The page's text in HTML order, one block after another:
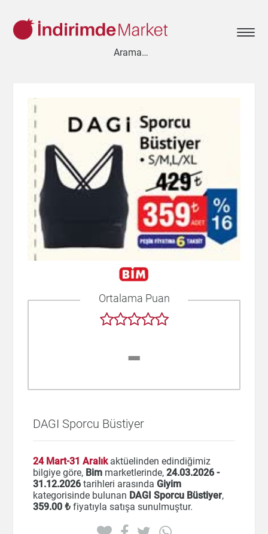
Aksesuar Ayakkabı Baharat Bahçe
Beyaz Eşya
Çay & Kahve & Şeker
Cep Telefonu
Çikolata & Bisküvi & Kuruyemiş
Dondurma
Dondurulmuş Ürünler
Elektronik
Et & Balık Ev & Dekorasyon
Evcil Hayvan
Gezi & Seyahat
Giyim Hazır Soslar Hazır Yemekler
İçecekler
Kişisel Bakım Kitap & Dergi
Konserve
Küçük Ev Aletleri
Meyve & Sebze Mutfak Ürünleri
Otomobil
Oyuncak
Süt Ürünleri & Kahvaltılık
Temizlik
Un & Şeker & Yağ
Yapı & Teknik
Ortalama Puan
-
DAGI Sporcu Büstiyer
24 Mart-31 Aralıkaktüelinden edindiğimiz
bilgiye göre, Bim marketlerinde,24.03.2026 -
31.12.2026 tarihleri arasındaGiyim
kategorisinde bulunan DAGI Sporcu Büstiyer,
359.00 ₺ fiyatıyla satışa sunulmuştur.